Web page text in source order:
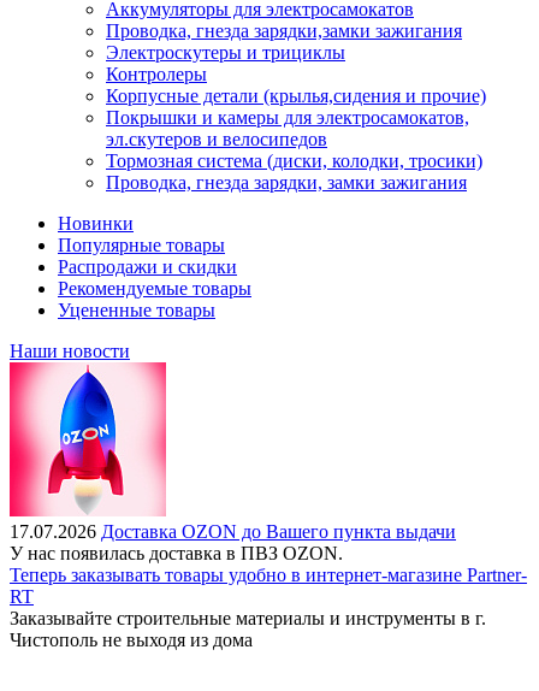
Аккумуляторы для электросамокатов
Проводка, гнезда зарядки,замки зажигания
Электроскутеры и трициклы
Контролеры
Корпусные детали (крылья,сидения и прочие)
Покрышки и камеры для электросамокатов,
эл.скутеров и велосипедов
Тормозная система (диски, колодки, тросики)
Проводка, гнезда зарядки, замки зажигания
Новинки
Популярные товары
Распродажи и скидки
Рекомендуемые товары
Уцененные товары
Наши новости
17.07.2026 Доставка OZON до Вашего пункта выдачи
У нас появилась доставка в ПВЗ OZON.
Теперь заказывать товары удобно в интернет-магазине Partner-
RT
Заказывайте строительные материалы и инструменты в г.
Чистополь не выходя из дома